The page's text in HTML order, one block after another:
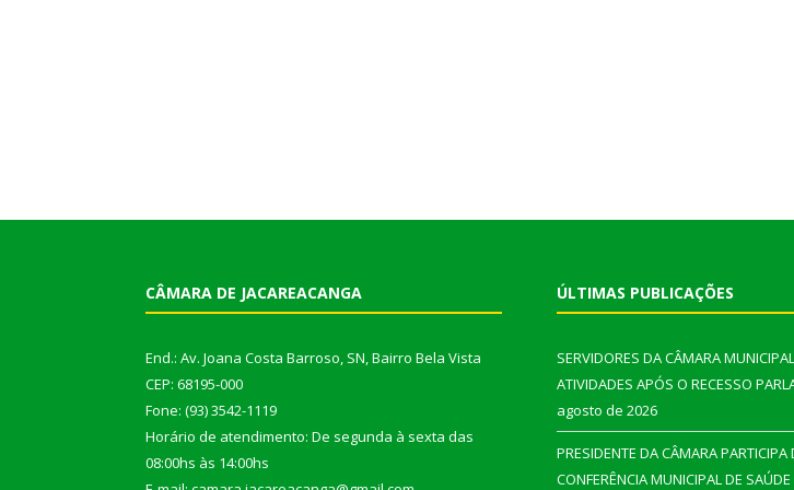
CÂMARA DE JACAREACANGA
End.: Av. Joana Costa Barroso, SN, Bairro Bela Vista
CEP: 68195-000
Fone: (93) 3542-1119
Horário de atendimento: De segunda à sexta das
08:00hs às 14:00hs
ÚLTIMAS PUBLICAÇÕES
SERVIDORES DA CÂMARA
ATIVIDADES APÓS O RECESSO
agosto de 2026
PRESIDENTE DA CÂMARA PARTICIPA
CONFERÊNCIA MUNICIPAL DE SAÚDE